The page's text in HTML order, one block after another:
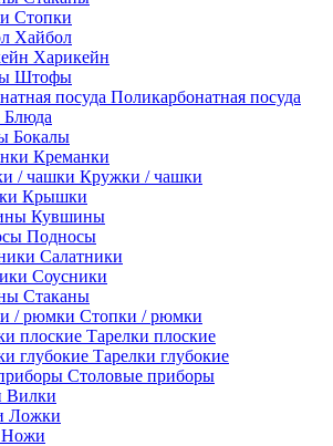
Стопки
Хайбол
Харикейн
Штофы
Поликарбонатная посуда
Блюда
Бокалы
Креманки
Кружки / чашки
Крышки
Кувшины
Подносы
Салатники
Соусники
Стаканы
Стопки / рюмки
Тарелки плоские
Тарелки глубокие
Столовые приборы
Вилки
Ложки
Ножи